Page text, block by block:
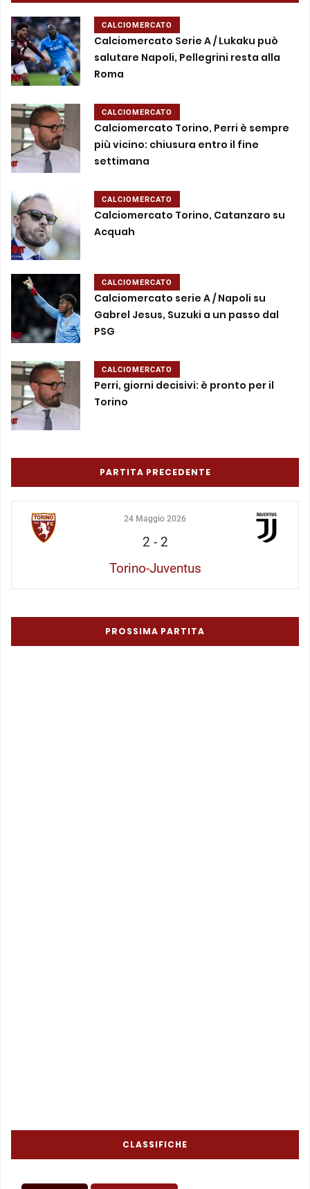
CALCIOMERCATO
Calciomercato Serie A / Lukaku può
salutare Napoli, Pellegrini resta alla
Roma
CALCIOMERCATO
Calciomercato Torino, Perri è sempre
più vicino: chiusura entro il fine
settimana
CALCIOMERCATO
Calciomercato Torino, Catanzaro su
Acquah
CALCIOMERCATO
Calciomercato serie A / Napoli su
Gabrel Jesus, Suzuki a un passo dal
PSG
CALCIOMERCATO
Perri, giorni decisivi: è pronto per il
Torino
PARTITA PRECEDENTE
24 Maggio 2026
2 - 2
Torino-Juventus
PROSSIMA PARTITA
CLASSIFICHE